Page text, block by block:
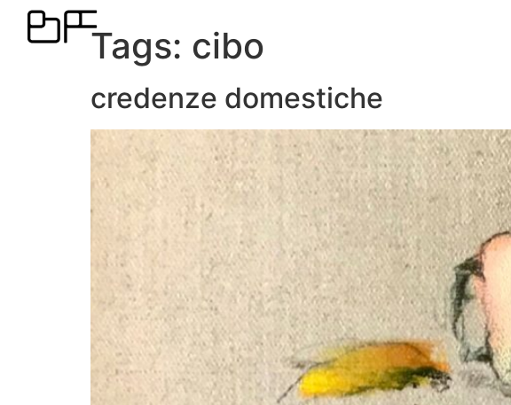
Tags: cibo
credenze domestiche